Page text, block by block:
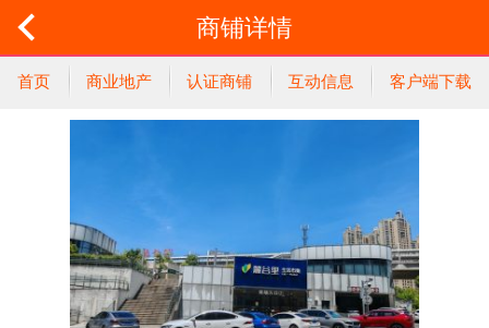
商铺详情
首页 商业地产 认证商铺 互动信息 客户端下载